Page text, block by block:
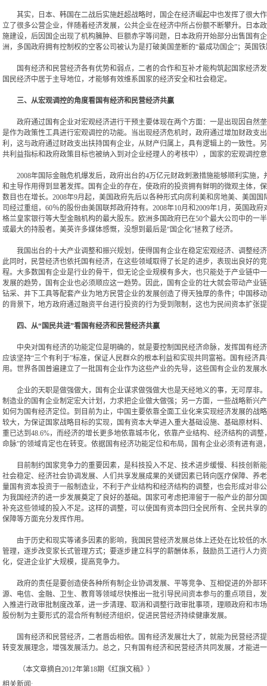
其实，日本、韩国在二战后实施赶超战略时，国企在经济崛起中也发挥了很大
立了很多公营企业，伴随着经济发展，公共企业在经济中所占份额不断攀升。日
施建设，后因国企出现了机构臃肿、巨额赤字等问题，日本政府开始部分出售国有
洲，多国政府拥有控制权的空客公司被认为是打破美国垄断的“最成功国企”；英国
国有经济和民营经济各有优势和弱点，二者的合作和互补才能构筑起国家经济
国民经济中居于主导地位，才能够有效维系国家的经济安全和社会稳定。
三、从宏观调控的角度看国有经济和民营经济共赢
政府通过国有企业对宏观经济进行干预主要体现在两个方面：一是出现因自然
是作为政策性工具进行宏观调控的功能。当出现经济危机时，政府通过增加财政
利，这与政府通过财政支出扶持国有企业，从财产归属上，具有逻辑上的一致性
共利益指标和政府政策目标也被纳入到对企业经理人的考核中），国家的宏观调控
2008年国际金融危机爆发后，政府出台的4万亿元财政刺激措施能够顺利实施，
和主导作用得到显著发挥。国有企业的存在，使政府的投资拥有鲜明的微观主体，
数目也在增长。2008年9月起，美国政府先后以各种形式向房利美和房地美、美国
司经过重组，60％的股份由美国联邦政府持有。2008年10月和2009年1月，英国
格兰皇家银行等大型金融机构的最大股东。欧洲多国政府已在50个最大公司中的
或最大的持股者。美英许多媒体感慨，没想到最后是“国企化”拯救了经济。
我国出台的十大产业调整和振兴规划，使得国有企业在稳定宏观经济、调整经
此同时，民营经济也依托国有经济，在这些领域取得了长足的进步，表现出良好
程。大多数国有企业是行业的骨干，但无论企业规模有多大，也只能处于产业链
发展的趋势，国有企业也必须顺应这一趋势。因此，国有企业的壮大就会带动产业
钻采、井下工具等配套产业为地方民营企业的发展创造了得天独厚的条件；中国
的背景下，地方政府通过融资平台进行投资的行为受到限制，这也为民间资本扩张
四、从“国民共进”看国有经济和民营经济共赢
中央对国有经济的功能定位是明确的，就是要控制国民经济命脉，发挥国有经济
应该坚持“三个有利于”标准，保证人民群众的根本利益和实现共同富裕。国有经
用。世界各国普遍建立了一批国有企业作为这些产业的先导，这些国有企业的发
企业的天职是做强做大，国有企业谋求做强做大也是天经地义的事，无可厚非
制造业的国有企业制定宏大计划，力求把企业做大做强；另一方面，一些战略新兴
如何为国有经济定位。到目前为止，中国主要依靠全面工业化来实现经济发展的战
较大，为保证国家战略目标的实现，国有资本大举进入重大基础设施、基础原材
重已达到48.6%，而经济的增长更多地依靠城市化，依靠产业结构、经济结构的调
命脉”的领域肯定也在转变。依据国有经济功能定位和布局，国有企业必须有进有退
目前制约国家竞争力的重要因素，是科技投入不足、技术进步缓慢、科技创新
社会稳定、经济社会协调发展、人们共享发展成果的关键因素已转向医疗保障、
量国有资本投资于一般制造业，不利于产业结构和经济结构的调整，也会形成对
为我国经济的进一步发展奠定了良好的基础。国家可考虑把滞留于一般产业的部
补充这些领域的投入不足。这样的调整，可以使国有资本回归全民所有、全民共
保障等方面充分发挥作用。
由于历史和现实等诸多因素的影响，我国民营经济发展总体上还处在比较低的
管理，逐步改变家长式管理方式；要逐步建立科学的薪酬体系，鼓励员工进行人
化，促进企业扩大规模，提高竞争力。
政府的责任是要创造使各种所有制企业协调发展、平等竞争、互相促进的外部
源、电信、金融、卫生、教育等领域尽快推出一批引导民间资本参与的重点项目
入推进行政审批制度改革，进一步清理、取消和调整行政审批事项，理顺政府和
股份制为主要形式的混合所有制经济组织，促进民营经济持续健康发展。
国有经济和民营经济，二者唇齿相依。国有经济发展壮大了，就能为民营经济
转变发展理念，增强发展活力。总之，只有国有经济和民营经济共同发展，才能进
（本文章摘自2012年第18期《红旗文稿》）
相关新闻: